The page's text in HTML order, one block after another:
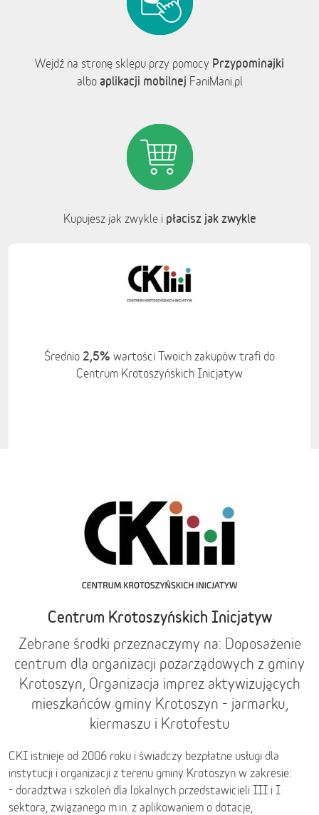
Wejdź na stronę sklepu przy pomocy Przypominajki
albo aplikacji mobilnej FaniMani.pl
Kupujesz jak zwykle i płacisz jak zwykle
Średnio 2,5% wartości Twoich zakupów trafi do
Centrum Krotoszyńskich Inicjatyw
Centrum Krotoszyńskich Inicjatyw
Zebrane środki przeznaczymy na: Doposażenie
centrum dla organizacji pozarządowych z gminy
Krotoszyn, Organizacja imprez aktywizujących
mieszkańców gminy Krotoszyn - jarmarku,
kiermaszu i Krotofestu
CKI istnieje od 2006 roku i świadczy bezpłatne usługi dla
instytucji i organizacji z terenu gminy Krotoszyn w zakresie:
- doradztwa i szkoleń dla lokalnych przedstawicieli III i I
sektora, związanego m.in. z aplikowaniem o dotacje,